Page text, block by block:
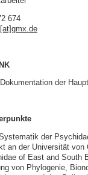
674
.de
der
der
an der Universität von
of East and South
von Phylogenie,